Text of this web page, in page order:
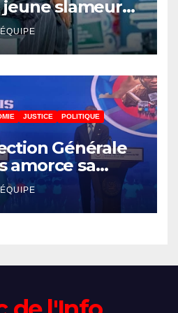
slameur
Bernard
à la solidarité
ses études
ÉQUIPE
JUSTICE
POLITIQUE
Générale
amorce sa
pour
des
ÉQUIPE